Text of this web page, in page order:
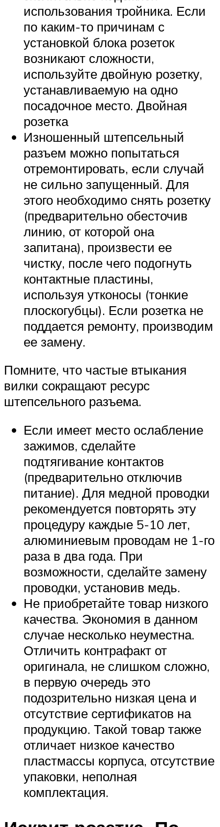
использования тройника. Если
по каким-то причинам с
установкой блока розеток
возникают сложности,
используйте двойную розетку,
устанавливаемую на одно
посадочное место. Двойная
розетка
Изношенный штепсельный
разъем можно попытаться
отремонтировать, если случай
не сильно запущенный. Для
этого необходимо снять розетку
(предварительно обесточив
линию, от которой она
запитана), произвести ее
чистку, после чего подогнуть
контактные пластины,
используя утконосы (тонкие
плоскогубцы). Если розетка не
поддается ремонту, производим
ее замену.
Помните, что частые втыкания
вилки сокращают ресурс
штепсельного разъема.
Если имеет место ослабление
зажимов, сделайте
подтягивание контактов
(предварительно отключив
питание). Для медной проводки
рекомендуется повторять эту
процедуру каждые 5-10 лет,
алюминиевым проводам не 1-го
раза в два года. При
возможности, сделайте замену
проводки, установив медь.
Не приобретайте товар низкого
качества. Экономия в данном
случае несколько неуместна.
Отличить контрафакт от
оригинала, не слишком сложно,
в первую очередь это
подозрительно низкая цена и
отсутствие сертификатов на
продукцию. Такой товар также
отличает низкое качество
пластмассы корпуса, отсутствие
упаковки, неполная
комплектация.